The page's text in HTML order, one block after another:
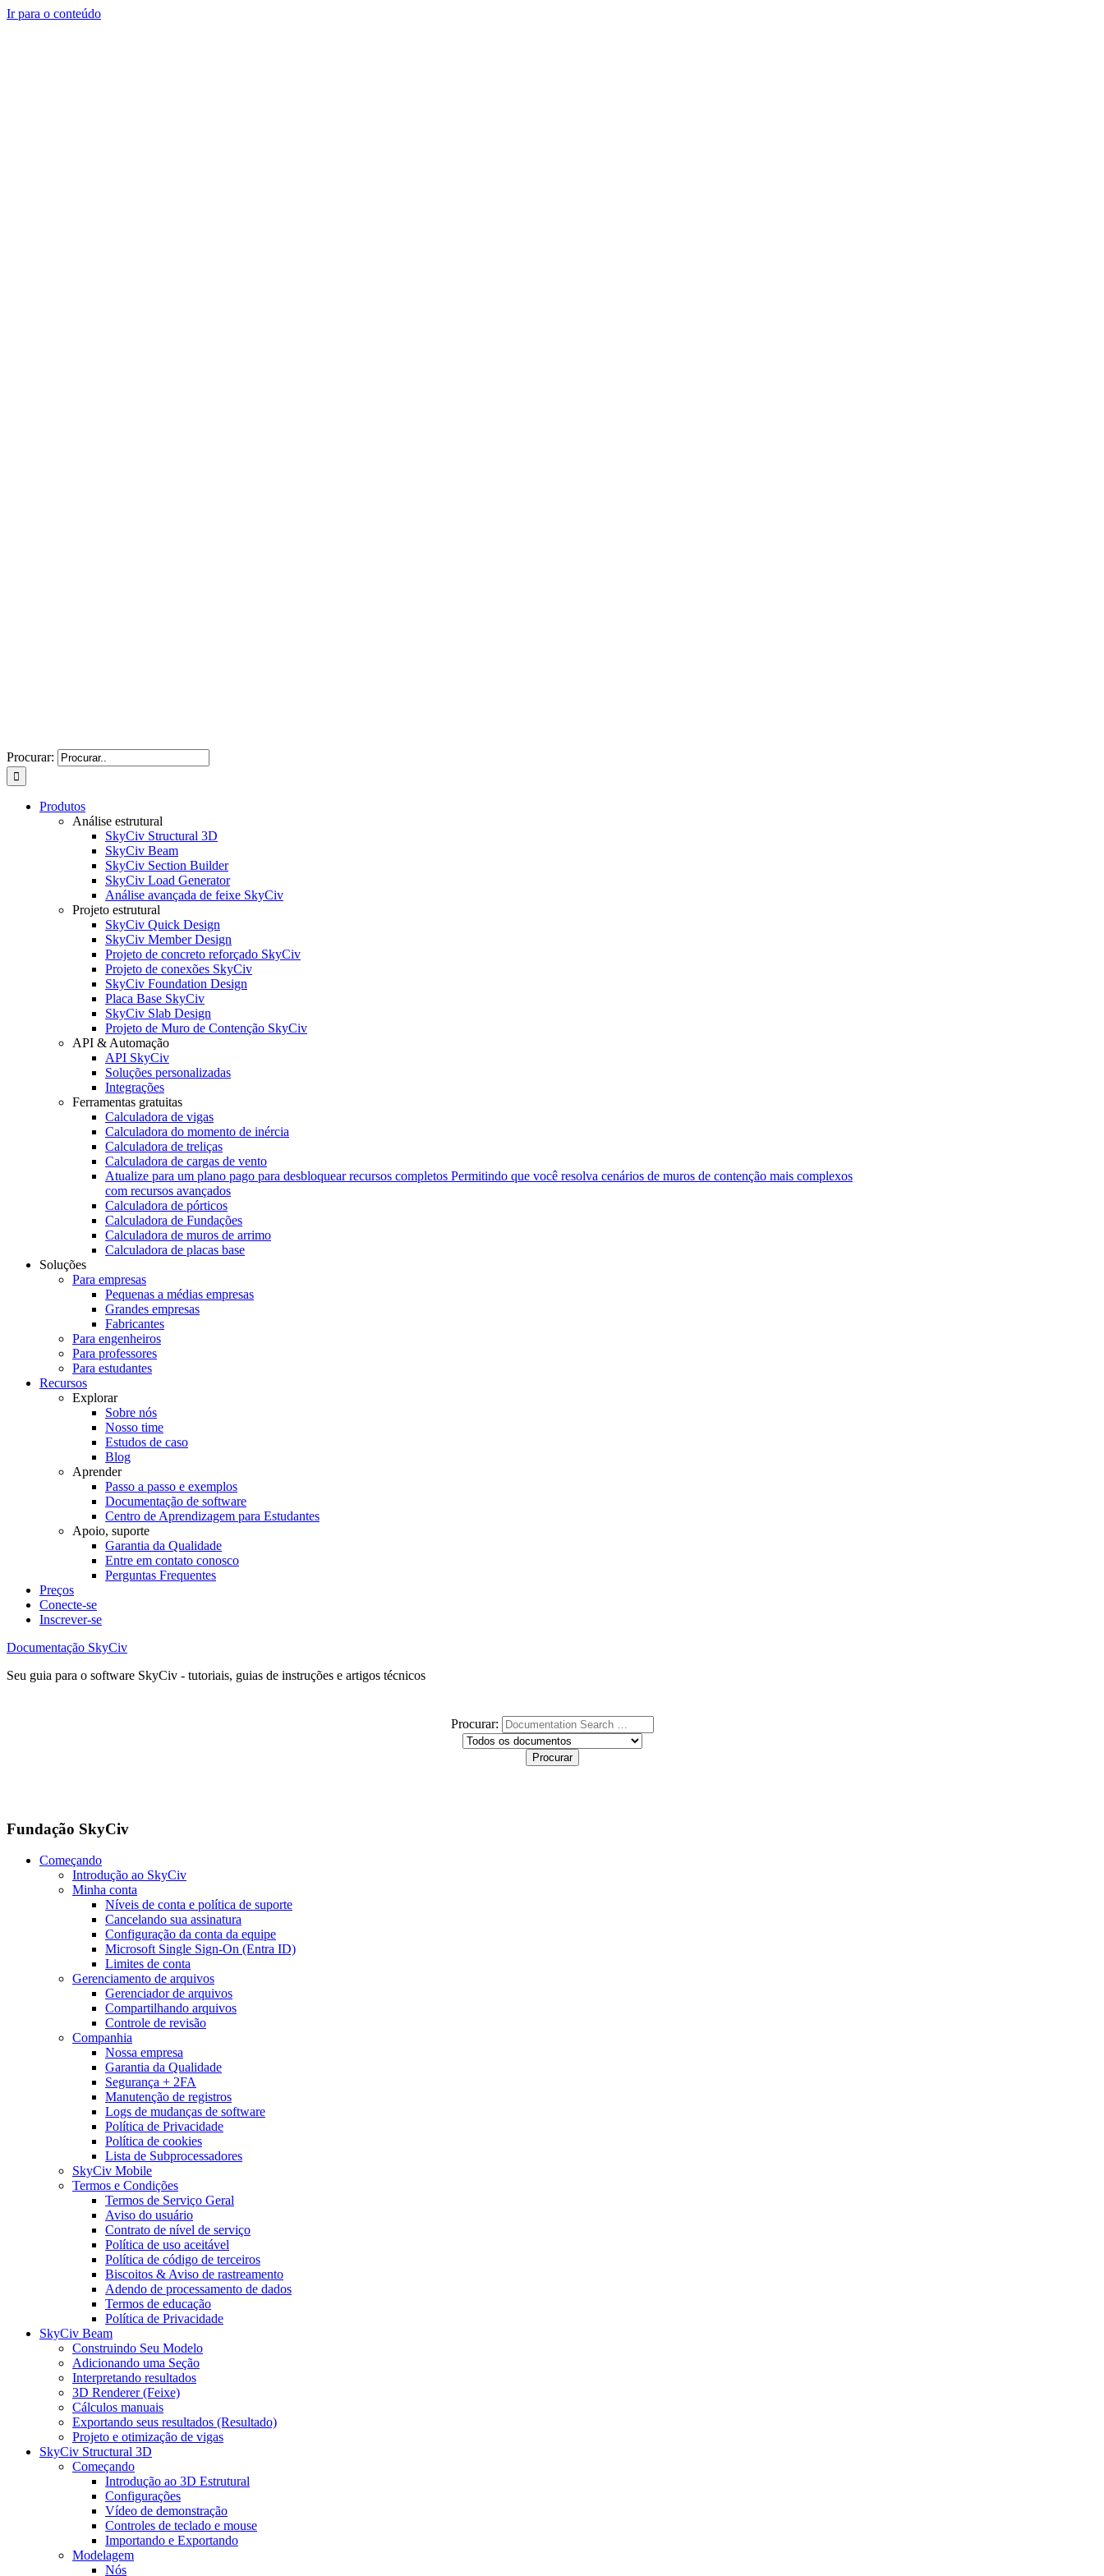
Ir para o conteúdo
Procurar:
Produtos
Análise estrutural
SkyCiv Structural 3D
SkyCiv Beam
SkyCiv Section Builder
SkyCiv Load Generator
Análise avançada de feixe SkyCiv
Projeto estrutural
SkyCiv Quick Design
SkyCiv Member Design
Projeto de concreto reforçado SkyCiv
Projeto de conexões SkyCiv
SkyCiv Foundation Design
Placa Base SkyCiv
SkyCiv Slab Design
Projeto de Muro de Contenção SkyCiv
API & Automação
API SkyCiv
Soluções personalizadas
Integrações
Ferramentas gratuitas
Calculadora de vigas
Calculadora do momento de inércia
Calculadora de treliças
Calculadora de cargas de vento
Atualize para um plano pago para desbloquear recursos completos Permitindo que você resolva cenários de muros de contenção mais complexos
com recursos avançados
Calculadora de pórticos
Calculadora de Fundações
Calculadora de muros de arrimo
Calculadora de placas base
Soluções
Para empresas
Pequenas a médias empresas
Grandes empresas
Fabricantes
Para engenheiros
Para professores
Para estudantes
Recursos
Explorar
Sobre nós
Nosso time
Estudos de caso
Blog
Aprender
Passo a passo e exemplos
Documentação de software
Centro de Aprendizagem para Estudantes
Apoio, suporte
Garantia da Qualidade
Entre em contato conosco
Perguntas Frequentes
Preços
Conecte-se
Inscrever-se
Documentação SkyCiv
Seu guia para o software SkyCiv - tutoriais, guias de instruções e artigos técnicos
Procurar:
Fundação SkyCiv
Começando
Introdução ao SkyCiv
Minha conta
Níveis de conta e política de suporte
Cancelando sua assinatura
Configuração da conta da equipe
Microsoft Single Sign-On (Entra ID)
Limites de conta
Gerenciamento de arquivos
Gerenciador de arquivos
Compartilhando arquivos
Controle de revisão
Companhia
Nossa empresa
Garantia da Qualidade
Segurança + 2FA
Manutenção de registros
Logs de mudanças de software
Política de Privacidade
Política de cookies
Lista de Subprocessadores
SkyCiv Mobile
Termos e Condições
Termos de Serviço Geral
Aviso do usuário
Contrato de nível de serviço
Política de uso aceitável
Política de código de terceiros
Biscoitos & Aviso de rastreamento
Adendo de processamento de dados
Termos de educação
Política de Privacidade
SkyCiv Beam
Construindo Seu Modelo
Adicionando uma Seção
Interpretando resultados
3D Renderer (Feixe)
Cálculos manuais
Exportando seus resultados (Resultado)
Projeto e otimização de vigas
SkyCiv Structural 3D
Começando
Introdução ao 3D Estrutural
Configurações
Vídeo de demonstração
Controles de teclado e mouse
Importando e Exportando
Modelagem
Nós